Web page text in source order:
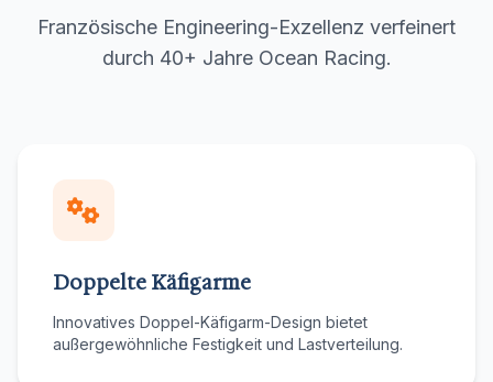
Französische Engineering-Exzellenz verfeinert
durch 40+ Jahre Ocean Racing.
Doppelte Käfigarme
Innovatives Doppel-Käfigarm-Design bietet
außergewöhnliche Festigkeit und Lastverteilung.